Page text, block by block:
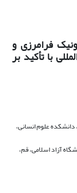
فرامرزی و
با تأکید بر
علوم انسانی،
آزاد اسلامی، قم،